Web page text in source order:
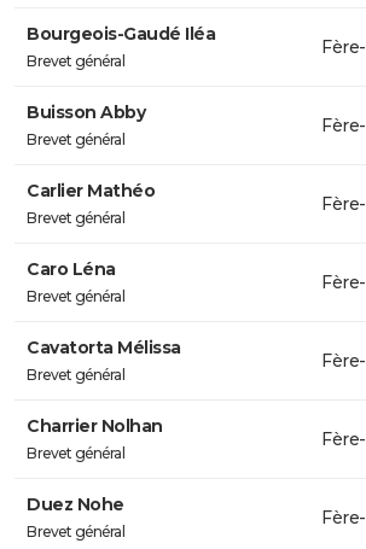
Bourgeois-Gaudé Iléa
Brevet général
Buisson Abby
Brevet général
Carlier Mathéo
Brevet général
Caro Léna
Brevet général
Cavatorta Mélissa
Brevet général
Charrier Nolhan
Brevet général
Duez Nohe
Brevet général